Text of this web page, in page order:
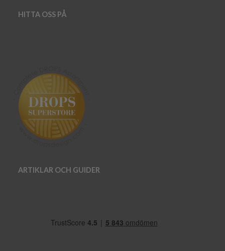
HITTA OSS PÅ
ARTIKLAR OCH GUIDER